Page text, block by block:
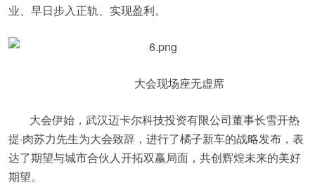
业、早日步入正轨、实现盈利。
大会现场座无虚席
大会伊始，武汉迈卡尔科技投资有限公司董事长雪开热
提·肉苏力先生为大会致辞，进行了橘子新车的战略发布，表
达了期望与城市合伙人开拓双赢局面，共创辉煌未来的美好
期望。